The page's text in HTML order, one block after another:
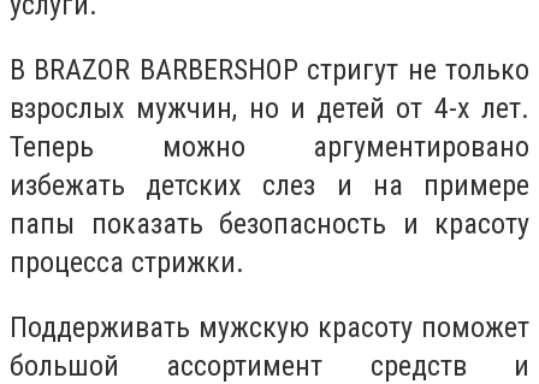
В BRAZOR BARBERSHOP стригут не только
взрослых мужчин, но и детей от 4-х лет.
Теперь можно аргументировано
избежать детских слез и на примере
папы показать безопасность и красоту
процесса стрижки.
Поддерживать мужскую красоту поможет
большой ассортимент средств и